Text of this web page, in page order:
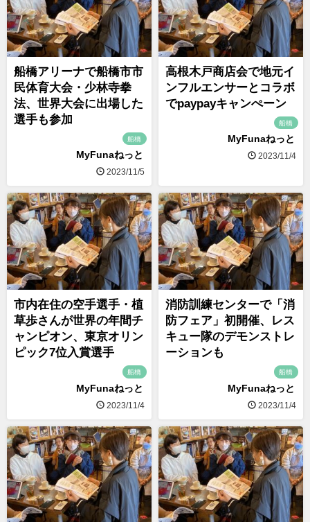
船橋アリーナで船橋市市
民体育大会・少林寺拳
法、世界大会に出場した
選手も参加
船橋
MyFunaねっと
2023/11/5
高根木戸商店会で地元イ
ンフルエンサーとコラボ
でpaypayキャンぺーン
船橋
MyFunaねっと
2023/11/4
市内在住の空手選手・植
草歩さんが世界の年間チ
ャンピオン、東京オリン
ピック7位入賞選手
船橋
MyFunaねっと
2023/11/4
消防訓練センターで「消
防フェア」初開催、レス
キュー隊のデモンストレ
ーションも
船橋
MyFunaねっと
2023/11/4